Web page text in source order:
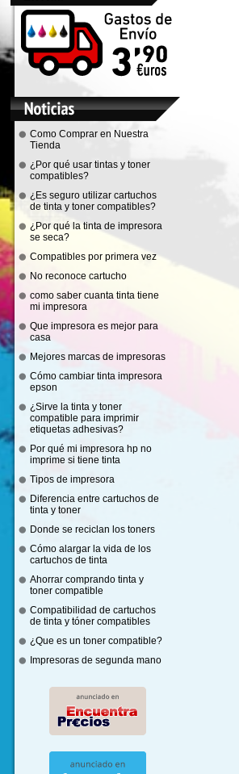
Como Comprar en Nuestra
Tienda
¿Por qué usar tintas y toner
compatibles?
¿Es seguro utilizar cartuchos
de tinta y toner compatibles?
¿Por qué la tinta de impresora
se seca?
Compatibles por primera vez
No reconoce cartucho
como saber cuanta tinta tiene
mi impresora
Que impresora es mejor para
casa
Mejores marcas de impresoras
Cómo cambiar tinta impresora
epson
¿Sirve la tinta y toner
compatible para imprimir
etiquetas adhesivas?
Por qué mi impresora hp no
imprime si tiene tinta
Tipos de impresora
Diferencia entre cartuchos de
tinta y toner
Donde se reciclan los toners
Cómo alargar la vida de los
cartuchos de tinta
Ahorrar comprando tinta y
toner compatible
Compatibilidad de cartuchos
de tinta y tóner compatibles
¿Que es un toner compatible?
Impresoras de segunda mano